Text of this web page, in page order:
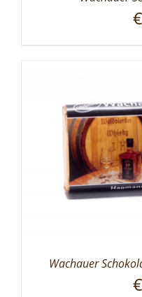
€
Wachauer
€